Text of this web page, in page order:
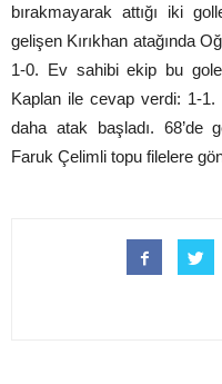
bırakmayarak attığı iki
gelişen Kırıkhan atağında
1-0. Ev sahibi ekip bu
Kaplan ile cevap verdi: 1-1.
daha atak başladı. 68’de
Faruk Çelimli topu filelere